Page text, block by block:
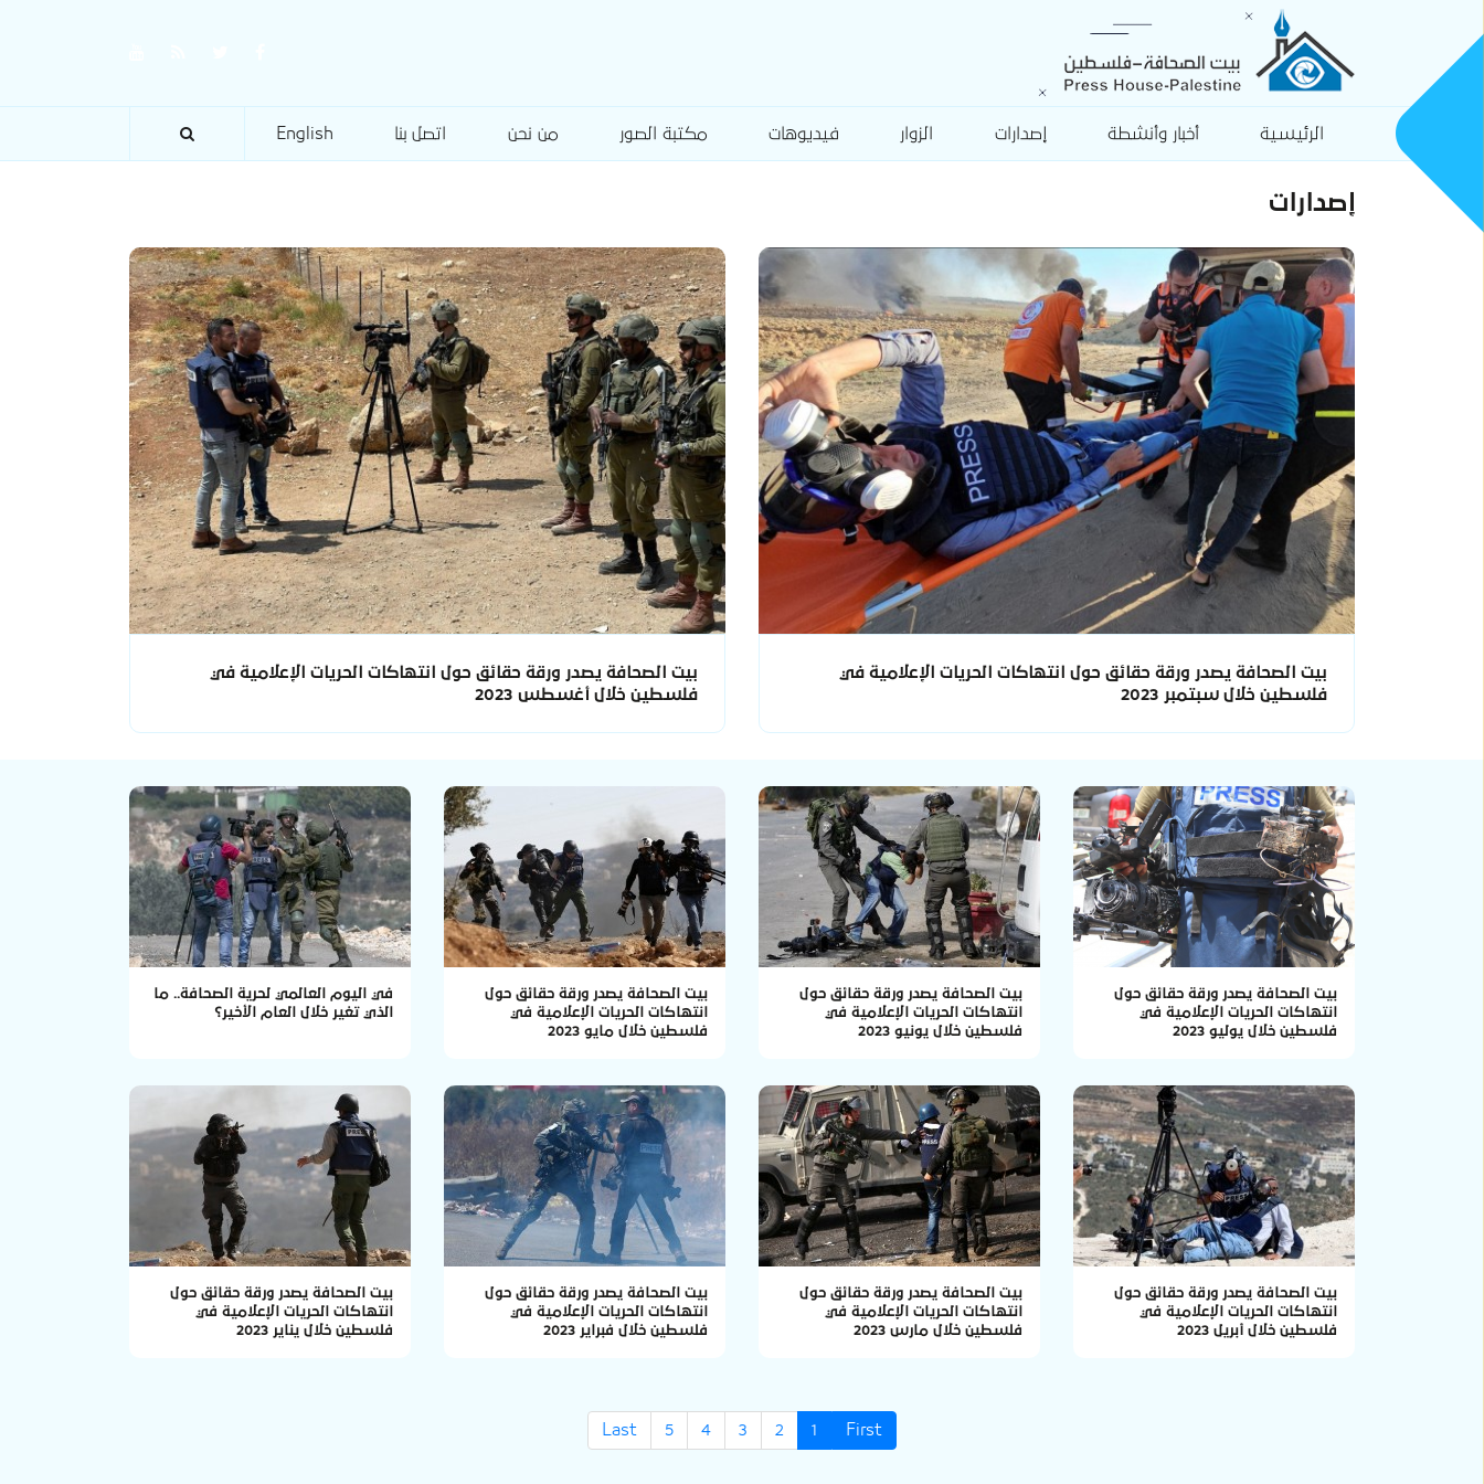
الرئيسية أخبار وأنشطة إصدارات الزوار فيديوهات مكتبة الصور من نحن اتصل بنا English
إصدارات
بيت الصحافة يصدر ورقة حقائق حول انتهاكات الحريات الإعلامية في
فلسطين خلال سبتمبر 2023
بيت الصحافة يصدر ورقة حقائق حول انتهاكات الحريات الإعلامية في
فلسطين خلال أغسطس 2023
بيت الصحافة يصدر ورقة حقائق حول
انتهاكات الحريات الإعلامية في
فلسطين خلال يوليو 2023
بيت الصحافة يصدر ورقة حقائق حول
انتهاكات الحريات الإعلامية في
فلسطين خلال يونيو 2023
بيت الصحافة يصدر ورقة حقائق حول
انتهاكات الحريات الإعلامية في
فلسطين خلال مايو 2023
في اليوم العالمي لحرية الصحافة.. ما
الذي تغير خلال العام الأخير؟
بيت الصحافة يصدر ورقة حقائق حول
انتهاكات الحريات الإعلامية في
فلسطين خلال أبريل 2023
بيت الصحافة يصدر ورقة حقائق حول
انتهاكات الحريات الإعلامية في
فلسطين خلال مارس 2023
بيت الصحافة يصدر ورقة حقائق حول
انتهاكات الحريات الإعلامية في
فلسطين خلال فبراير 2023
بيت الصحافة يصدر ورقة حقائق حول
انتهاكات الحريات الإعلامية في
فلسطين خلال يناير 2023
First
1
2
3
4
5
Last